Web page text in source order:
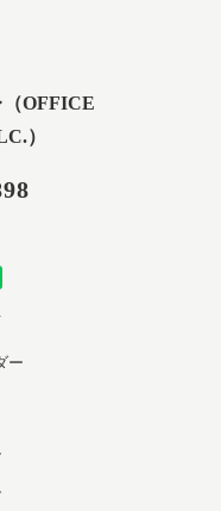
OFFICE
）
ー